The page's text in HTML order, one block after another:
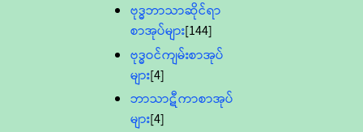
ဗုဒ္ဓဘာသာဆိုင်ရာ
စာအုပ်များ[144]
ဗုဒ္ဓဝင်ကျမ်းစာအုပ်
များ[4]
ဘာသာဋီကာစာအုပ်
များ[4]